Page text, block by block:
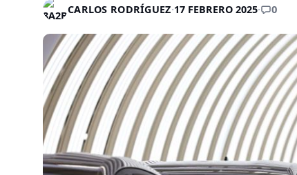
CARLOS RODRÍGUEZ·17 FEBRERO 2025· 0